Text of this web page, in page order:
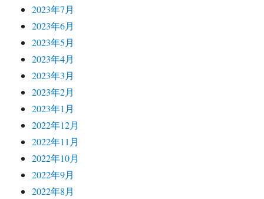
2023年7月
2023年6月
2023年5月
2023年4月
2023年3月
2023年2月
2023年1月
2022年12月
2022年11月
2022年10月
2022年9月
2022年8月